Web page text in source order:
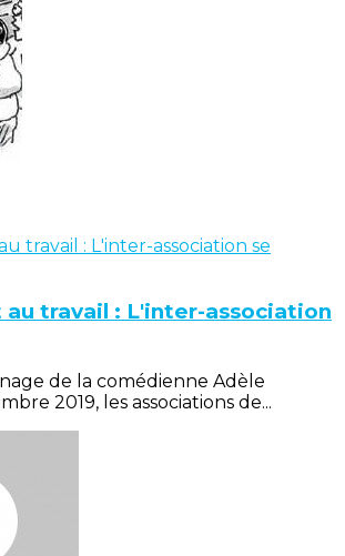
au travail : L'inter-association
de la comédienne Adèle
2019, les associations de...